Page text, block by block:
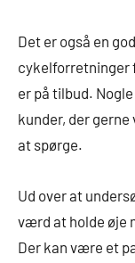
Det er også en
cykelforretninger
er på tilbud.
kunder, der
at spørge.
Ud over at
værd at holde øje
Der kan være et